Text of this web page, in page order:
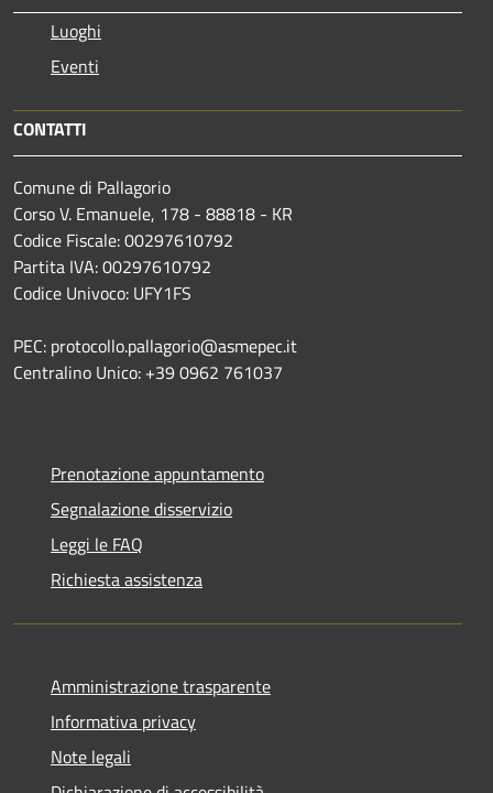
Luoghi
Eventi
CONTATTI
Comune di Pallagorio
Corso V. Emanuele, 178 - 88818 - KR
Codice Fiscale: 00297610792
Partita IVA: 00297610792
Codice Univoco: UFY1FS
PEC: protocollo.pallagorio@asmepec.it
Centralino Unico: +39 0962 761037
Prenotazione appuntamento
Segnalazione disservizio
Leggi le FAQ
Richiesta assistenza
Amministrazione trasparente
Informativa privacy
Note legali